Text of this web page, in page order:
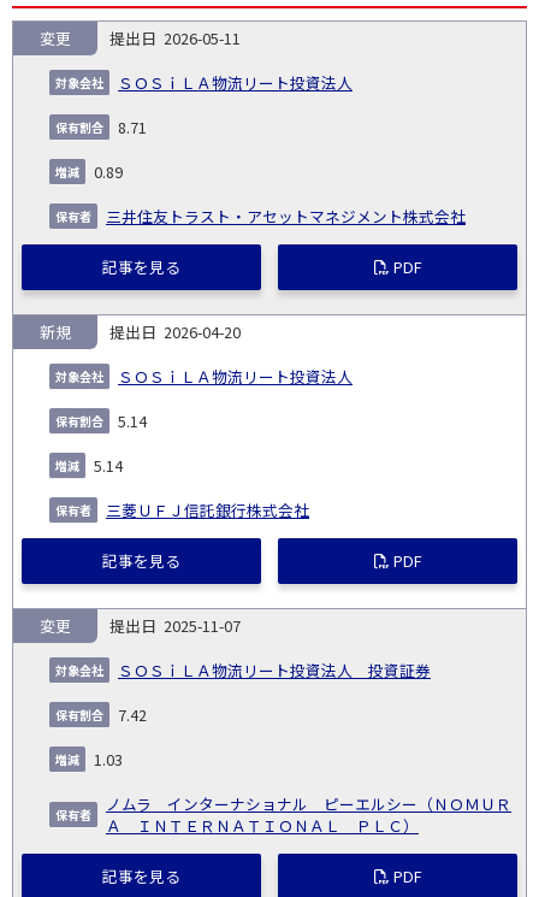
NO.
告
義
務
発
生
日
提
日
証券
対
有
2026-05-11
ＳＯＳｉＬＡ物流リート投資法人
変更
8.71
0.89
三井住友トラスト・アセットマネジメント株式会社
記事を見る PDF
2026-04-20
ＳＯＳｉＬＡ物流リート投資法人
新規
5.14
5.14
三菱ＵＦＪ信託銀行株式会社
記事を見る PDF
2025-11-07
ＳＯＳｉＬＡ物流リート投資法人 投資証券
変更
7.42
1.03
ノムラ インターナショナル ピーエルシー（ＮＯＭＵＲ
Ａ ＩＮＴＥＲＮＡＴＩＯＮＡＬ ＰＬＣ）
記事を見る PDF